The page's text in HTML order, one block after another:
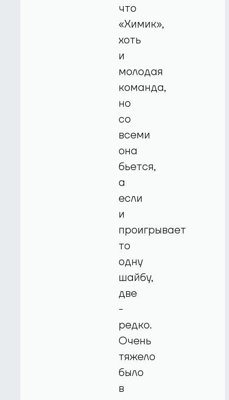
что
«Химик»,
хоть
и
молодая
команда,
но
со
всеми
она
бьется,
а
если
и
проигрывает
то
одну
шайбу,
две
-
редко.
Очень
тяжело
было
в